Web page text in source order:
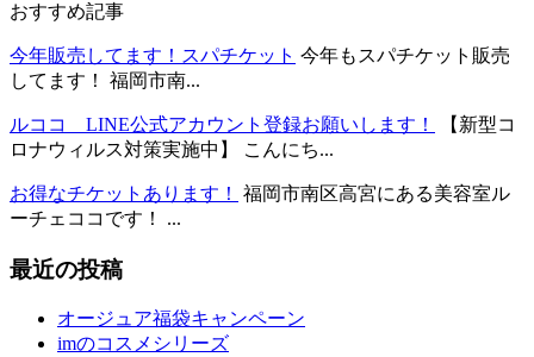
おすすめ記事
今年販売してます！スパチケット 今年もスパチケット販売
してます！ 福岡市南...
ルココ LINE公式アカウント登録お願いします！
【新型コ
ロナウィルス対策実施中】 こんにち...
お得なチケットあります！
福岡市南区高宮にある美容室ル
ーチェココです！ ...
最近の投稿
オージュア福袋キャンペーン
imのコスメシリーズ